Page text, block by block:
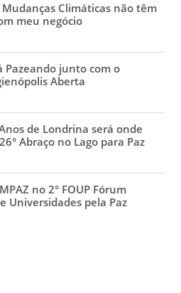
Mudanças Climáticas não têm
meu negócio
Pazeando junto com o
Aberta
de Londrina será onde
Abraço no Lago para Paz
no 2° FOUP Fórum
Universidades pela Paz